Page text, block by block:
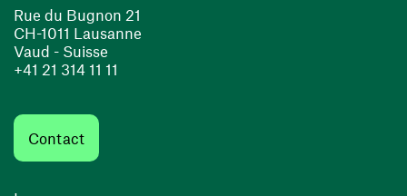
Rue du Bugnon 21
CH-1011 Lausanne
Vaud - Suisse
+41 21 314 11 11
Contact